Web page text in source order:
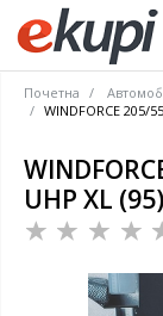
Почетна
WINDFORCE 205/
UHP XL